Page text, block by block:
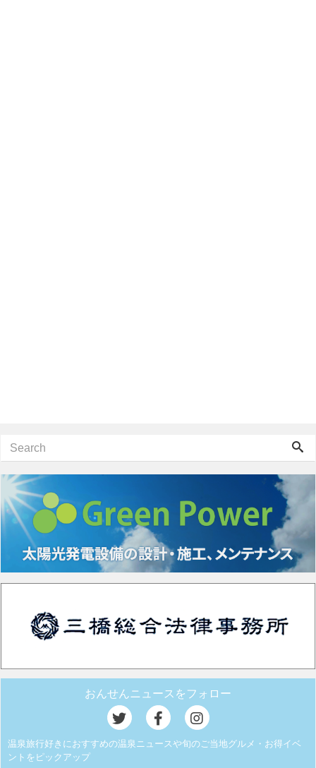
おんせんニュースをフォロー
温泉旅行好きにおすすめの温泉ニュースや旬のご当地グルメ・お得イベ
ントをピックアップ